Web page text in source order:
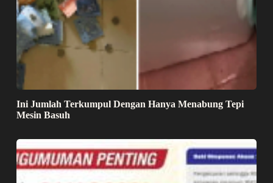
Ini Jumlah Terkumpul Dengan Hanya Menabung Tepi
Mesin Basuh